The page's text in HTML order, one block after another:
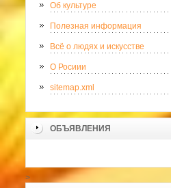
Об культуре
Полезная информация
Всё о людях и искусстве
О Росиии
sitemap.xml
ОБЪЯВЛЕНИЯ
>